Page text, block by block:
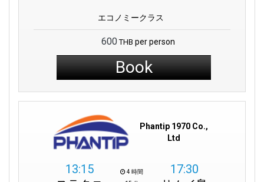
エコノミークラス
600 THB per person
Book
Phantip 1970 Co.,
Ltd
13:15
4 時間
17:30